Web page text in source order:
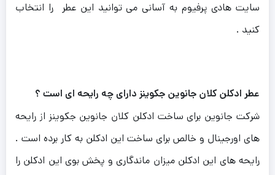
سایت هادی پرفیوم به آسانی می توانید این عطر را انتخاب
کنید .
عطر ادکلن کلان جانوین جکوینز دارای چه رایحه ای است ؟
شرکت جانوین برای ساخت ادکلن کلان جانوین جکوینز از رایحه
های اورجینال و خالص برای ساخت این ادکلن به کار برده است .
رایحه های این ادکلن میزان ماندگاری و پخش بوی این ادکلن را